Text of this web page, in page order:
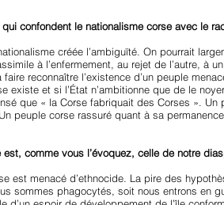
confondent le nationalisme corse avec le
créée l’ambiguïté. On pourrait
à l’enfermement, au rejet de l’autre, à
reconnaître l’existence d’un peuple
existe et si l’État n’ambitionne que de le
que « la Corse fabriquait des Corses ».
peuple corse rassuré quant à sa
comme vous l’évoquez, celle de notre
est menacé d’ethnocide. La pire des
sommes phagocytés, soit nous entrons en